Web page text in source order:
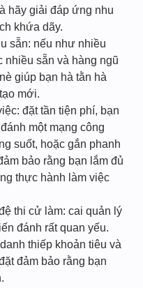
hãy giải đáp ứng nhu
khứa dãy.
sẵn: nếu như nhiều
nhiều sẵn và hàng ngũ
giúp bạn hà tằn hà
mới.
đặt tần tiện phí, bạn
một mạng công
suốt, hoặc gắn phanh
bảo rằng bạn lắm đủ
thực hành làm việc
thi cử làm: cai quản lý
đánh rất quan yếu.
thiếp khoản tiêu và
đảm bảo rằng bạn